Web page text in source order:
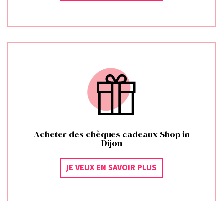
Acheter des chèques cadeaux Shop in
Dijon
JE VEUX EN SAVOIR PLUS